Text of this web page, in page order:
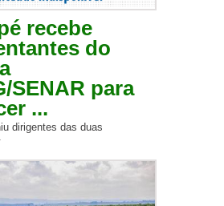
recebe
do
SENAR para
...
dirigentes das duas